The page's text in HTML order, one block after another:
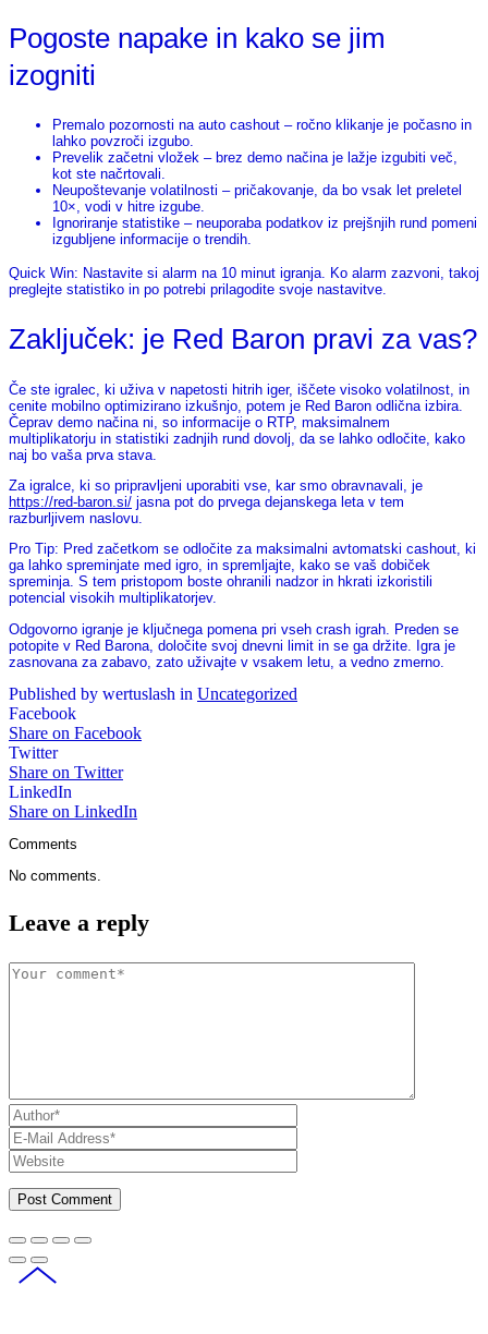
Pogoste napake in kako se jim
izogniti
Premalo pozornosti na auto cashout – ročno klikanje je počasno in
lahko povzroči izgubo.
Prevelik začetni vložek – brez demo načina je lažje izgubiti več,
kot ste načrtovali.
Neupoštevanje volatilnosti – pričakovanje, da bo vsak let preletel
10×, vodi v hitre izgube.
Ignoriranje statistike – neuporaba podatkov iz prejšnjih rund pomeni
izgubljene informacije o trendih.
Quick Win: Nastavite si alarm na 10 minut igranja. Ko alarm zazvoni, takoj
preglejte statistiko in po potrebi prilagodite svoje nastavitve.
Zaključek: je Red Baron pravi za vas?
Če ste igralec, ki uživa v napetosti hitrih iger, iščete visoko volatilnost, in
cenite mobilno optimizirano izkušnjo, potem je Red Baron odlična izbira.
Čeprav demo načina ni, so informacije o RTP, maksimalnem
multiplikatorju in statistiki zadnjih rund dovolj, da se lahko odločite, kako
naj bo vaša prva stava.
Za igralce, ki so pripravljeni uporabiti vse, kar smo obravnavali, je
https://red-baron.si/ jasna pot do prvega dejanskega leta v tem
razburljivem naslovu.
Pro Tip: Pred začetkom se odločite za maksimalni avtomatski cashout, ki
ga lahko spreminjate med igro, in spremljajte, kako se vaš dobiček
spreminja. S tem pristopom boste ohranili nadzor in hkrati izkoristili
potencial visokih multiplikatorjev.
Odgovorno igranje je ključnega pomena pri vseh crash igrah. Preden se
potopite v Red Barona, določite svoj dnevni limit in se ga držite. Igra je
zasnovana za zabavo, zato uživajte v vsakem letu, a vedno zmerno.
Published by wertuslash in Uncategorized
Facebook
Share on Facebook
Twitter
Share on Twitter
LinkedIn
Share on LinkedIn
Comments
No comments.
Leave a reply